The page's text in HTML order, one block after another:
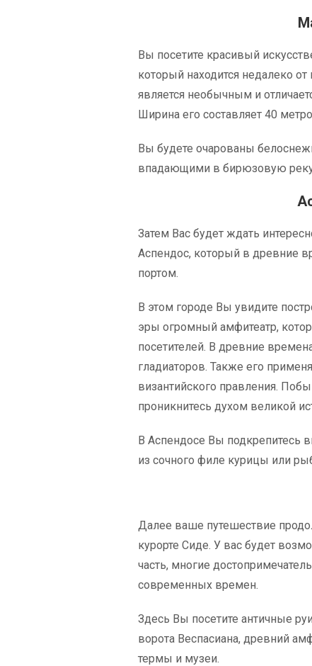
Вы посетите красивый
который находится недалеко
является необычным и
Ширина его составляет 40
Вы будете очарованы
впадающими в бирюзовую
Затем Вас будет ждать
Аспендос, который в древние
портом.
В этом городе Вы увидите
эры огромный амфитеатр,
посетителей. В древние
гладиаторов. Также его
византийского правления.
проникнитесь духом великой
В Аспендосе Вы подкрепитесь
из сочного филе курицы или
Далее ваше путешествие
курорте Сиде. У вас будет
часть, многие
современных времен.
Здесь Вы посетите античные
ворота Веспасиана, древний
термы и музеи.